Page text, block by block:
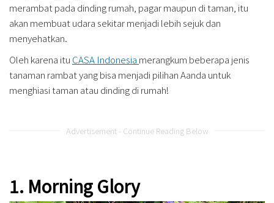
merambat pada dinding rumah, pagar maupun di taman, itu
akan membuat udara sekitar menjadi lebih sejuk dan
menyehatkan.
Oleh karena itu CASA Indonesia merangkum beberapa jenis
tanaman rambat yang bisa menjadi pilihan Aanda untuk
menghiasi taman atau dinding di rumah!
Advertisement - Continue Reading Below
1. Morning Glory